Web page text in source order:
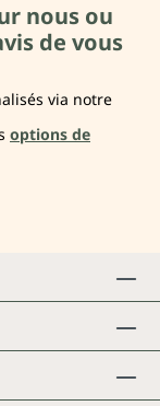
nous ou
de vous
via notre
options de